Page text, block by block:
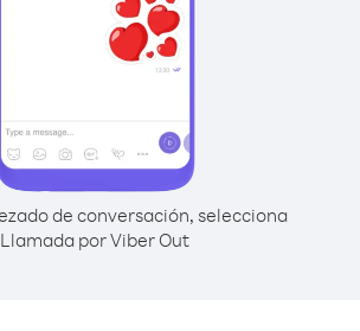
de conversación, selecciona
Llamada por Viber Out